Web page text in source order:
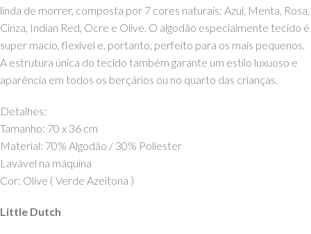
linda de morrer, composta por 7 cores naturais: Azul, Menta, Rosa,
Cinza, Indian Red, Ocre e Olive. O algodão especialmente tecido é
super macio, flexível e, portanto, perfeito para os mais pequenos.
A estrutura única do tecido também garante um estilo luxuoso e
aparência em todos os berçários ou no quarto das crianças.
Detalhes:
Tamanho: 70 x 36 cm
Material: 70% Algodão / 30% Poliester
Lavável na máquina
Cor: Olive ( Verde Azeitona )
Little Dutch